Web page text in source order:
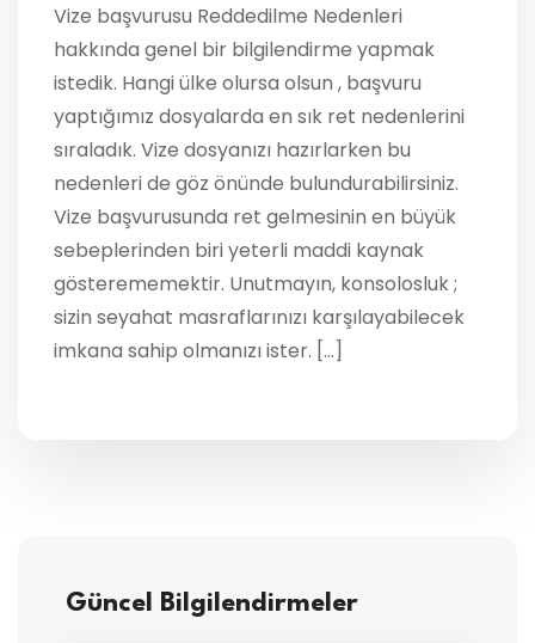
Vize başvurusu Reddedilme Nedenleri
hakkında genel bir bilgilendirme yapmak
istedik. Hangi ülke olursa olsun , başvuru
yaptığımız dosyalarda en sık ret nedenlerini
sıraladık. Vize dosyanızı hazırlarken bu
nedenleri de göz önünde bulundurabilirsiniz.
Vize başvurusunda ret gelmesinin en büyük
sebeplerinden biri yeterli maddi kaynak
gösterememektir. Unutmayın, konsolosluk ;
sizin seyahat masraflarınızı karşılayabilecek
imkana sahip olmanızı ister. […]
Güncel Bilgilendirmeler